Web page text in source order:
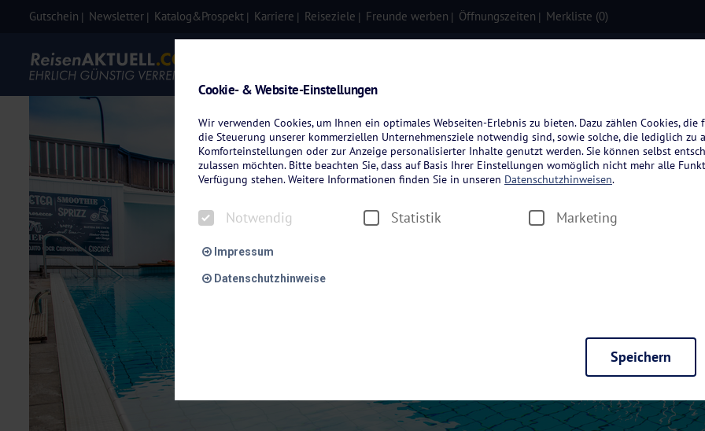
Gutschein Newsletter Katalog&Prospekt Karriere Reiseziele Freunde werben Öffnungszeiten Merkliste (0)
Cookie- & Website-Einstellungen
Wir verwenden Cookies, um Ihnen ein optimales Webseiten-Erlebnis zu bieten. Dazu zählen Cookies,
die Steuerung unserer kommerziellen Unternehmensziele notwendig sind, sowie solche, die lediglich zu
Komforteinstellungen oder zur Anzeige personalisierter Inhalte genutzt werden. Sie können selbst
zulassen möchten. Bitte beachten Sie, dass auf Basis Ihrer Einstellungen womöglich nicht mehr alle
Verfügung stehen. Weitere Informationen finden Sie in unseren Datenschutzhinweisen.
Notwendig Statistik Marketing
Impressum
Datenschutzhinweise
Diese Cookies sind für den Betrieb der Seite unbedingt notwendig und ermöglichen beispielsweise
möchten, um Ihnen unsere Dienste bei einem erneuten Besuch unserer Seite schneller zur Verfügung zu
Speichern